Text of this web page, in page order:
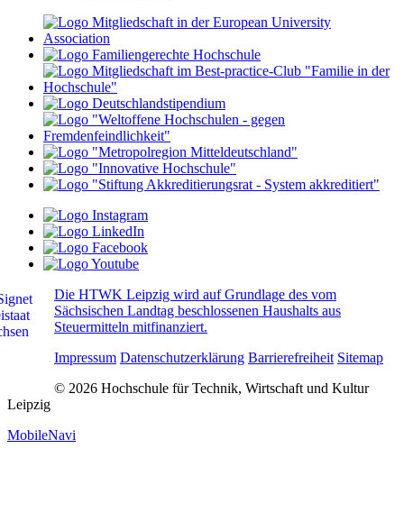
Die HTWK Leipzig wird auf Grundlage des vom
Sächsischen Landtag beschlossenen Haushalts aus
Steuermitteln mitfinanziert.
Impressum Datenschutzerklärung Barrierefreiheit Sitemap
© 2026 Hochschule für Technik, Wirtschaft und Kultur
Leipzig
MobileNavi